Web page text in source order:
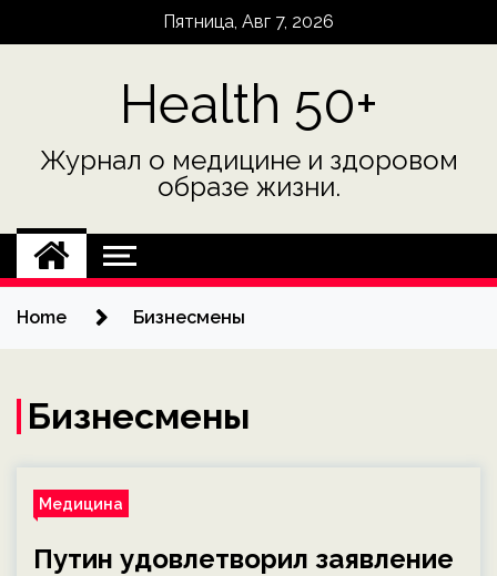
Пятница, Авг 7, 2026
Health 50+
Журнал о медицине и здоровом
образе жизни.
Home Бизнесмены
Бизнесмены
Медицина
Путин удовлетворил заявление